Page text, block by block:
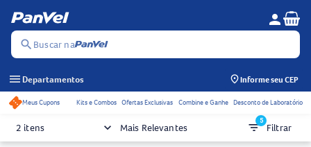
search Buscar na
Menu do
person
menu Departamentos Informe seu CEP
Acessos rápidos do cabeçalho
Meus Cupons Kits e Combos Ofertas Exclusivas Combine e Ganhe Desconto de Laboratório
2 itens keyboard_arrow_down Mais Relevantes filter_list5
Filtrar